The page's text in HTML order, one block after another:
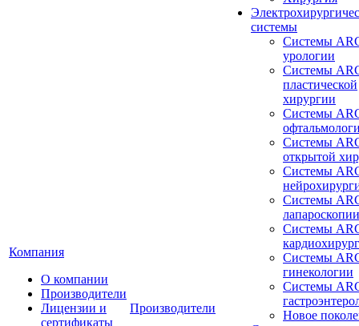
Компания
О компании
Производители
Лицензии и
сертификаты
Производители
системы
Системы
урологии
Системы
пластической
хирургии
Системы
Системы
открытой
Системы
Системы
лапароскопии
Системы
Системы
гинекологии
Системы
Новое